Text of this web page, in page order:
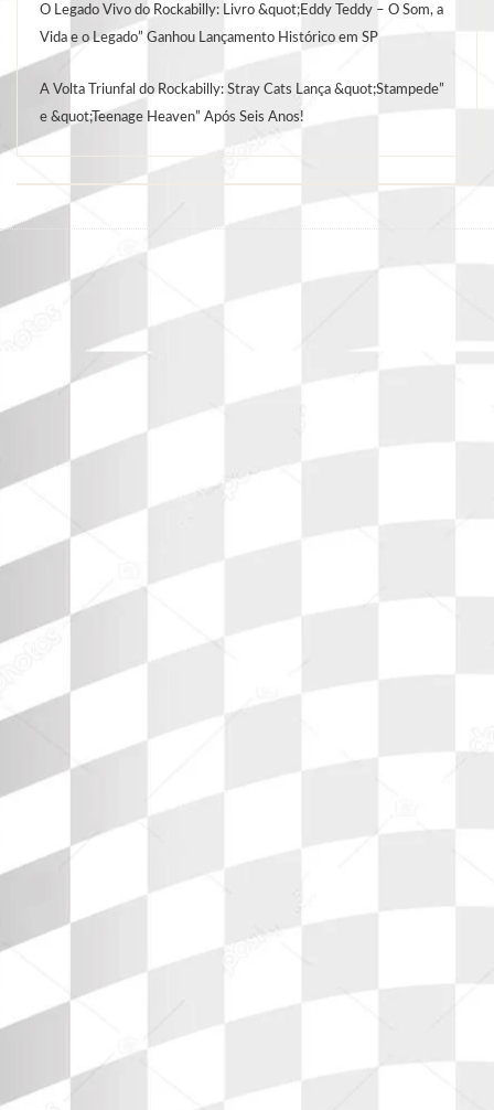
O Legado Vivo do Rockabilly: Livro &quot;Eddy Teddy – O Som, a
Vida e o Legado” Ganhou Lançamento Histórico em SP
A Volta Triunfal do Rockabilly: Stray Cats Lança &quot;Stampede”
e &quot;Teenage Heaven” Após Seis Anos!